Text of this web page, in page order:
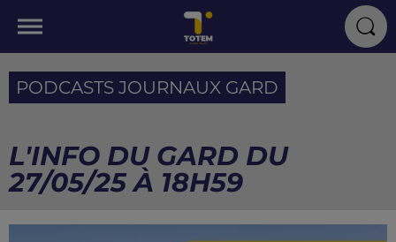
PODCASTS JOURNAUX GARD
L'INFO DU GARD DU
27/05/25 À 18H59